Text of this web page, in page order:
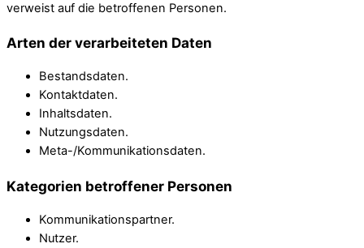
verweist auf die betroffenen Personen.
Arten der verarbeiteten Daten
Bestandsdaten.
Kontaktdaten.
Inhaltsdaten.
Nutzungsdaten.
Meta-/Kommunikationsdaten.
Kategorien betroffener Personen
Kommunikationspartner.
Nutzer.